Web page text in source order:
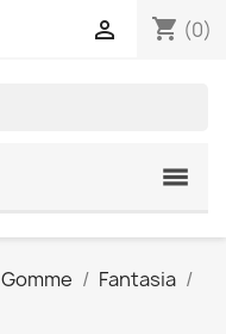
shopping_cart (0)

Gomme
Fantasia